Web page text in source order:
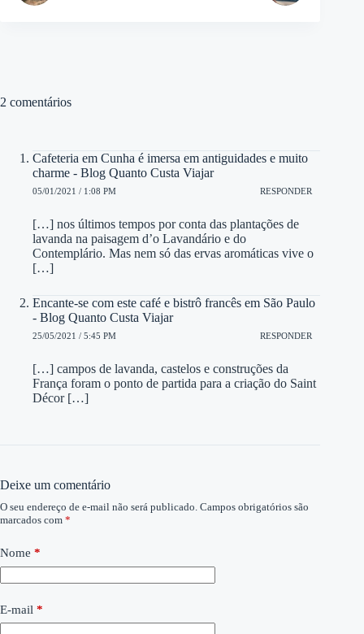
2 comentários
Cafeteria em Cunha é imersa em antiguidades e muito
charme - Blog Quanto Custa Viajar
05/01/2021 / 1:08 PM RESPONDER
[…] nos últimos tempos por conta das plantações de
lavanda na paisagem d’o Lavandário e do
Contemplário. Mas nem só das ervas aromáticas vive o
[…]
Encante-se com este café e bistrô francês em São Paulo
- Blog Quanto Custa Viajar
25/05/2021 / 5:45 PM RESPONDER
[…] campos de lavanda, castelos e construções da
França foram o ponto de partida para a criação do Saint
Décor […]
Deixe um comentário
O seu endereço de e-mail não será publicado. Campos obrigatórios são
marcados com *
Nome *
E-mail *